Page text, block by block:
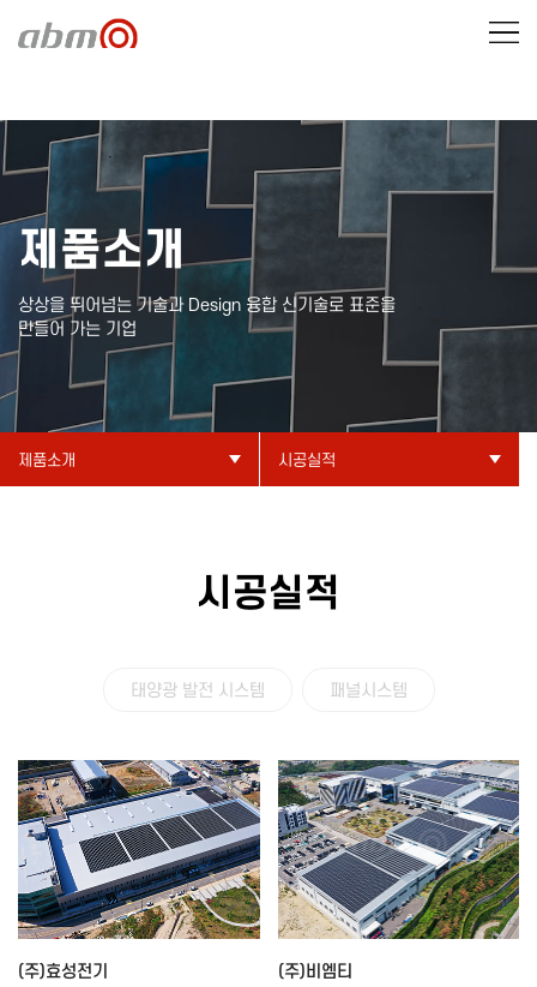
제품소개
상상을 뛰어넘는 기술과 Design 융합 신기술로 표준을
만들어 가는 기업
제품소개 시공실적
시공실적
태양광 발전 시스템 패널시스템
(주)효성전기 (주)비엠티